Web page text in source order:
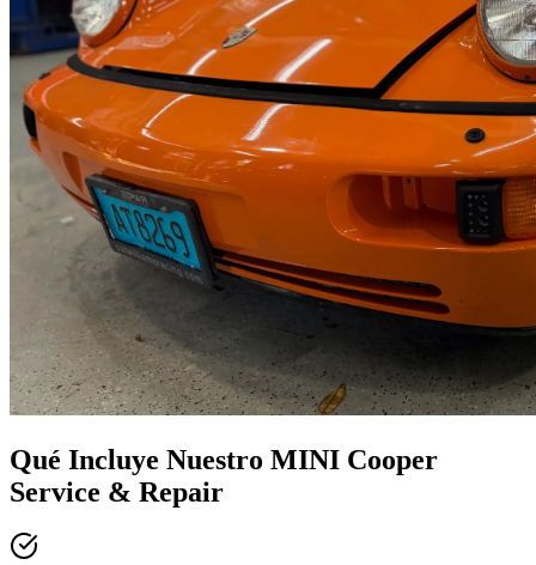
Qué Incluye Nuestro MINI Cooper
Service & Repair